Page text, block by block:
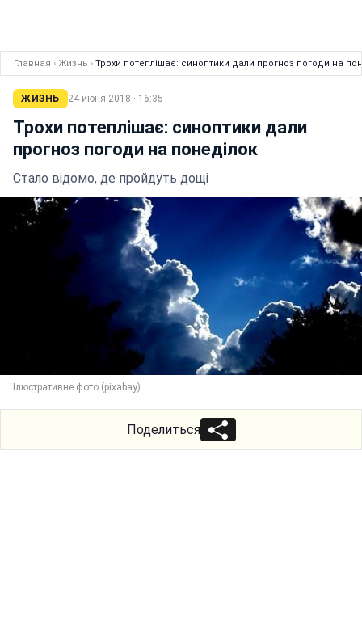
Главная › Жизнь › Трохи потеплішає: синоптики дали прогноз погоди на
ЖИЗНЬ 24 июня 2018 · 16:35
Трохи потеплішає: синоптики дали
прогноз погоди на понеділок
Стало відомо, де пройдуть дощі
Ілюстративне фото (pixabay)
Поделиться